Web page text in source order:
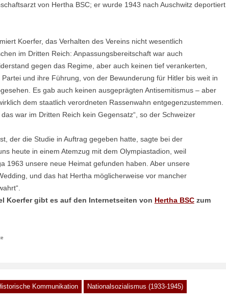
von Hertha BSC; er wurde 1943 nach Auschwitz deportiert
Koerfer, das Verhalten des Vereins nicht wesentlich
im Dritten Reich: Anpassungsbereitschaft war auch
gegen das Regime, aber auch keinen tief verankerten,
und ihre Führung, von der Bewunderung für Hitler bis weit in
Es gab auch keinen ausgeprägten Antisemitismus – aber
dem staatlich verordneten Rassenwahn entgegenzustemmen.
war im Dritten Reich kein Gegensatz“, so der Schweizer
der die Studie in Auftrag gegeben hatte, sagte bei der
heute in einem Atemzug mit dem Olympiastadion, weil
1963 unsere neue Heimat gefunden haben. Aber unsere
und das hat Hertha möglicherweise vor mancher
Koerfer gibt es auf den Internetseiten von Hertha BSCzum
Kommunikation
Nationalsozialismus (1933-1945)